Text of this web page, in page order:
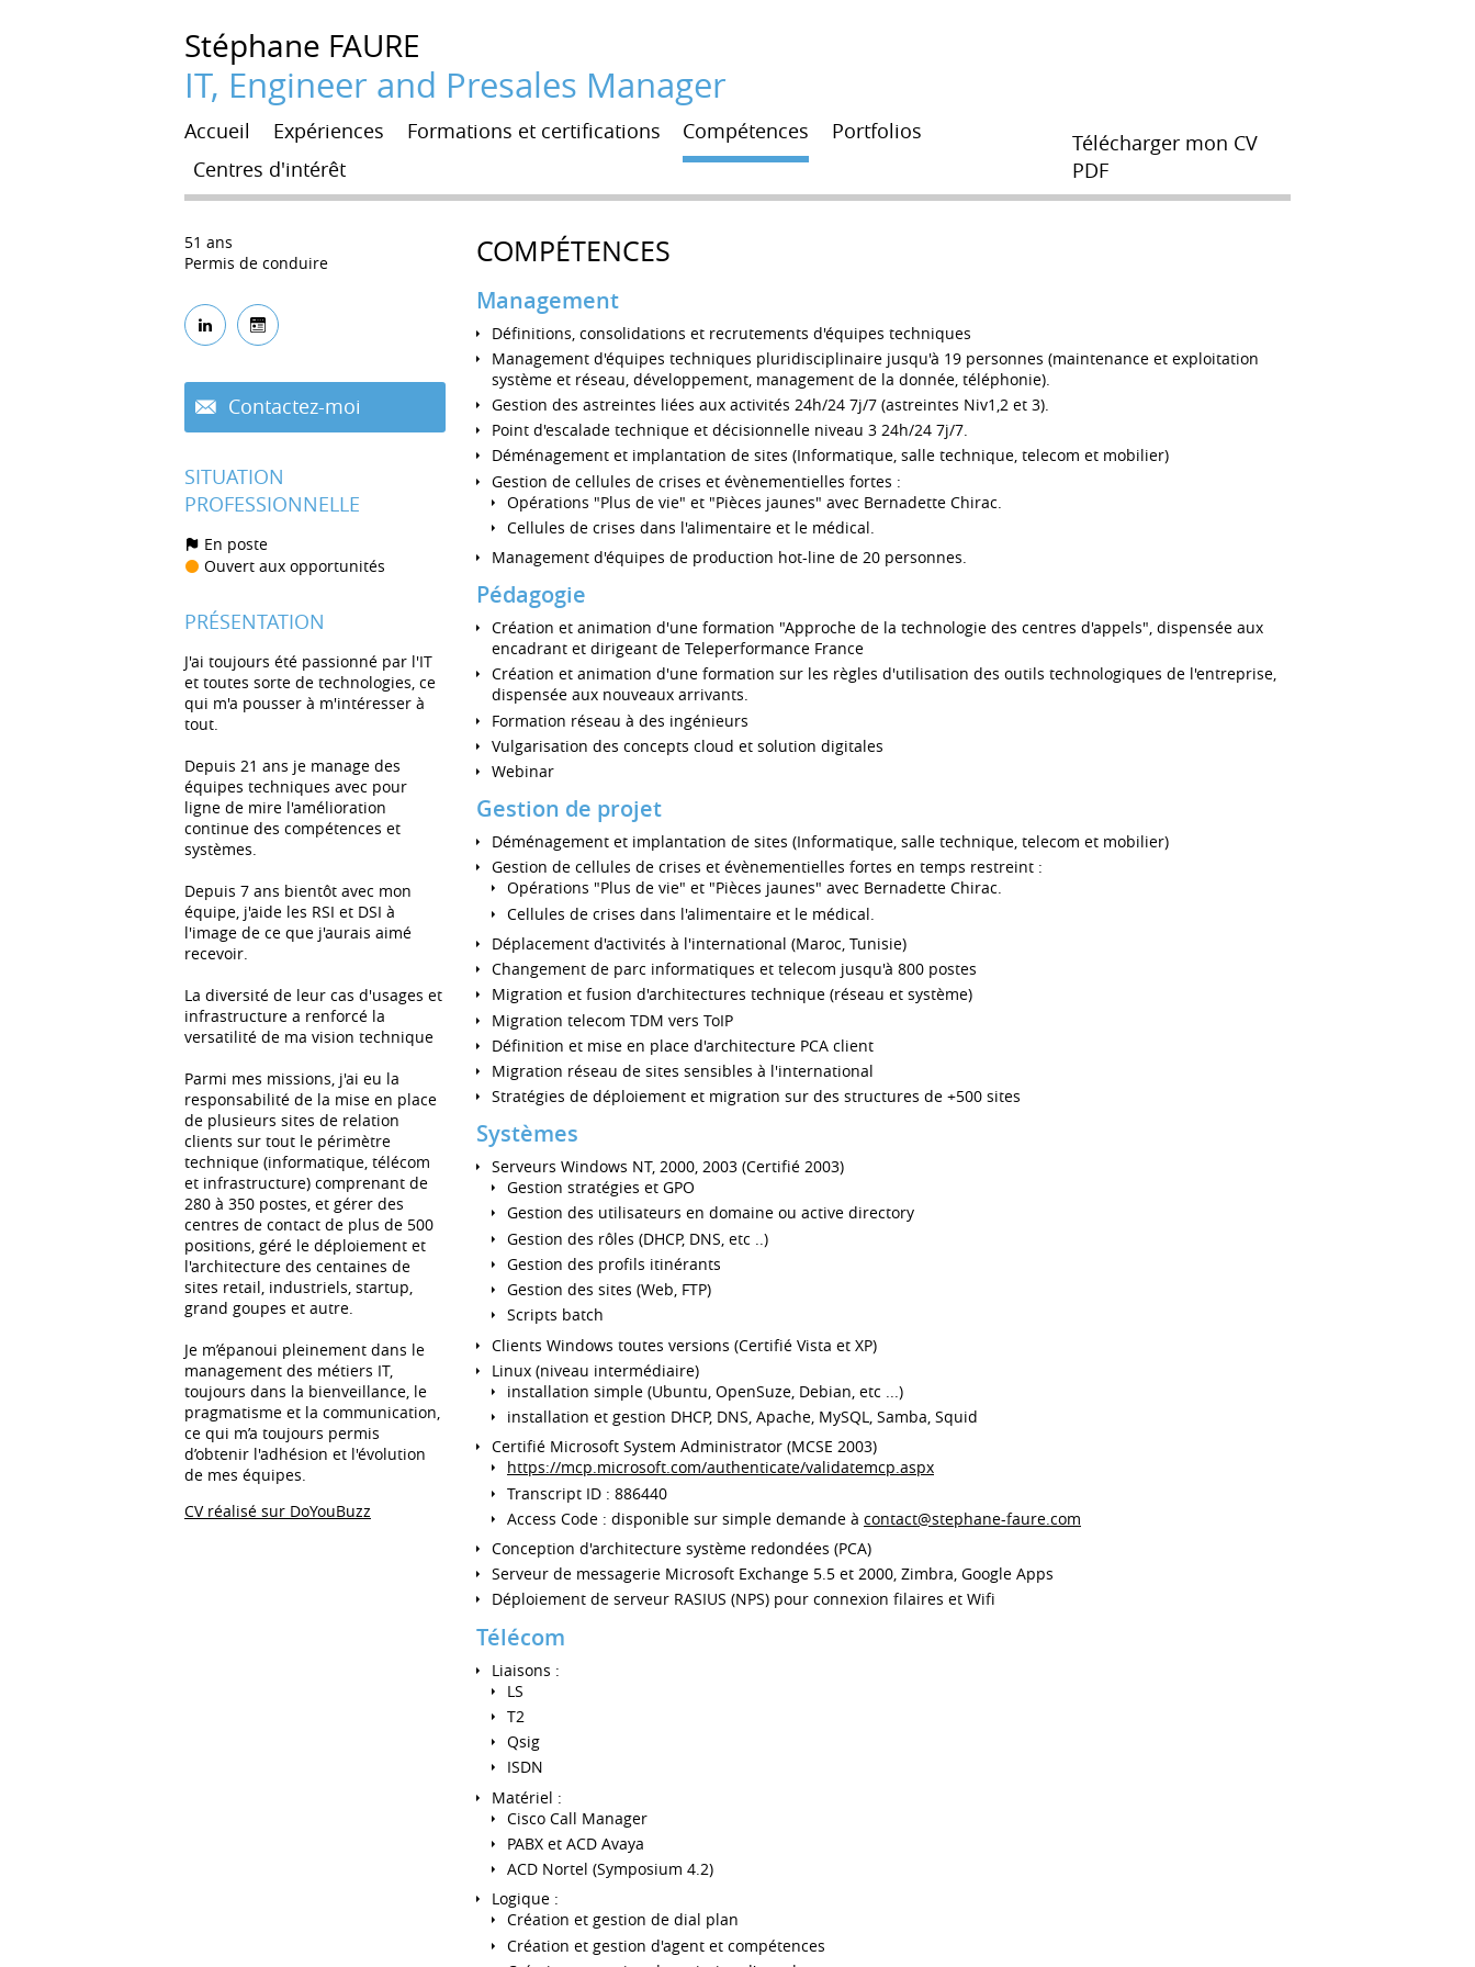
Stéphane FAURE
IT, Engineer and Presales Manager
Accueil Expériences Formations et certifications Compétences
Portfolios
Centres d'intérêt
Télécharger mon CV
PDF
51 ans
Permis de conduire
Contactez-moi
SITUATION
PROFESSIONNELLE
En poste
Ouvert aux opportunités
PRÉSENTATION
J'ai toujours été passionné par l'IT
et toutes sorte de technologies, ce
qui m'a pousser à m'intéresser à
tout.
Depuis 21 ans je manage des
équipes techniques avec pour
ligne de mire l'amélioration
continue des compétences et
systèmes.
Depuis 7 ans bientôt avec mon
équipe, j'aide les RSI et DSI à
l'image de ce que j'aurais aimé
recevoir.
La diversité de leur cas d'usages et
infrastructure a renforcé la
versatilité de ma vision technique
Parmi mes missions, j'ai eu la
responsabilité de la mise en place
de plusieurs sites de relation
clients sur tout le périmètre
technique (informatique, télécom
et infrastructure) comprenant de
280 à 350 postes, et gérer des
centres de contact de plus de 500
positions, géré le déploiement et
l'architecture des centaines de
sites retail, industriels, startup,
grand goupes et autre.
Je m’épanoui pleinement dans le
management des métiers IT,
toujours dans la bienveillance, le
pragmatisme et la communication,
ce qui m’a toujours permis
d’obtenir l'adhésion et l'évolution
de mes équipes.
CV réalisé sur DoYouBuzz
COMPÉTENCES
Management
Définitions, consolidations et recrutements d'équipes techniques
Management d'équipes techniques pluridisciplinaire jusqu'à 19 personnes (maintenance et exploitation
système et réseau, développement, management de la donnée, téléphonie).
Gestion des astreintes liées aux activités 24h/24 7j/7 (astreintes Niv1,2 et 3).
Point d'escalade technique et décisionnelle niveau 3 24h/24 7j/7.
Déménagement et implantation de sites (Informatique, salle technique, telecom et mobilier)
Gestion de cellules de crises et évènementielles fortes :
Opérations "Plus de vie" et "Pièces jaunes" avec Bernadette Chirac.
Cellules de crises dans l'alimentaire et le médical.
Management d'équipes de production hot-line de 20 personnes.
Pédagogie
Création et animation d'une formation "Approche de la technologie des centres d'appels", dispensée aux
encadrant et dirigeant de Teleperformance France
Création et animation d'une formation sur les règles d'utilisation des outils technologiques de l'entreprise,
dispensée aux nouveaux arrivants.
Formation réseau à des ingénieurs
Vulgarisation des concepts cloud et solution digitales
Webinar
Gestion de projet
Déménagement et implantation de sites (Informatique, salle technique, telecom et mobilier)
Gestion de cellules de crises et évènementielles fortes en temps restreint :
Opérations "Plus de vie" et "Pièces jaunes" avec Bernadette Chirac.
Cellules de crises dans l'alimentaire et le médical.
Déplacement d'activités à l'international (Maroc, Tunisie)
Changement de parc informatiques et telecom jusqu'à 800 postes
Migration et fusion d'architectures technique (réseau et système)
Migration telecom TDM vers ToIP
Définition et mise en place d'architecture PCA client
Migration réseau de sites sensibles à l'international
Stratégies de déploiement et migration sur des structures de +500 sites
Systèmes
Serveurs Windows NT, 2000, 2003 (Certifié 2003)
Gestion stratégies et GPO
Gestion des utilisateurs en domaine ou active directory
Gestion des rôles (DHCP, DNS, etc ..)
Gestion des profils itinérants
Gestion des sites (Web, FTP)
Scripts batch
Clients Windows toutes versions (Certifié Vista et XP)
Linux (niveau intermédiaire)
installation simple (Ubuntu, OpenSuze, Debian, etc ...)
installation et gestion DHCP, DNS, Apache, MySQL, Samba, Squid
Certifié Microsoft System Administrator (MCSE 2003)
https://mcp.microsoft.com/authenticate/validatemcp.aspx
Transcript ID : 886440
Access Code : disponible sur simple demande à contact@stephane-faure.com
Conception d'architecture système redondées (PCA)
Serveur de messagerie Microsoft Exchange 5.5 et 2000, Zimbra, Google Apps
Déploiement de serveur RASIUS (NPS) pour connexion filaires et Wifi
Télécom
Liaisons :
LS
T2
Qsig
ISDN
Matériel :
Cisco Call Manager
PABX et ACD Avaya
ACD Nortel (Symposium 4.2)
Logique :
Création et gestion de dial plan
Création et gestion d'agent et compétences